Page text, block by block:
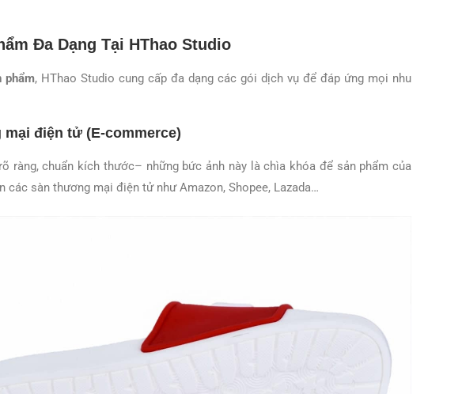
Đa Dạng Tại HThao Studio
phẩm, HThao Studio cung cấp đa dạng các gói dịch vụ để đáp ứng mọi nhu
điện tử (E-commerce)
ràng, chuẩn kích thước– những bức ảnh này là chìa khóa để sản phẩm của
các sàn thương mại điện tử như Amazon, Shopee, Lazada…